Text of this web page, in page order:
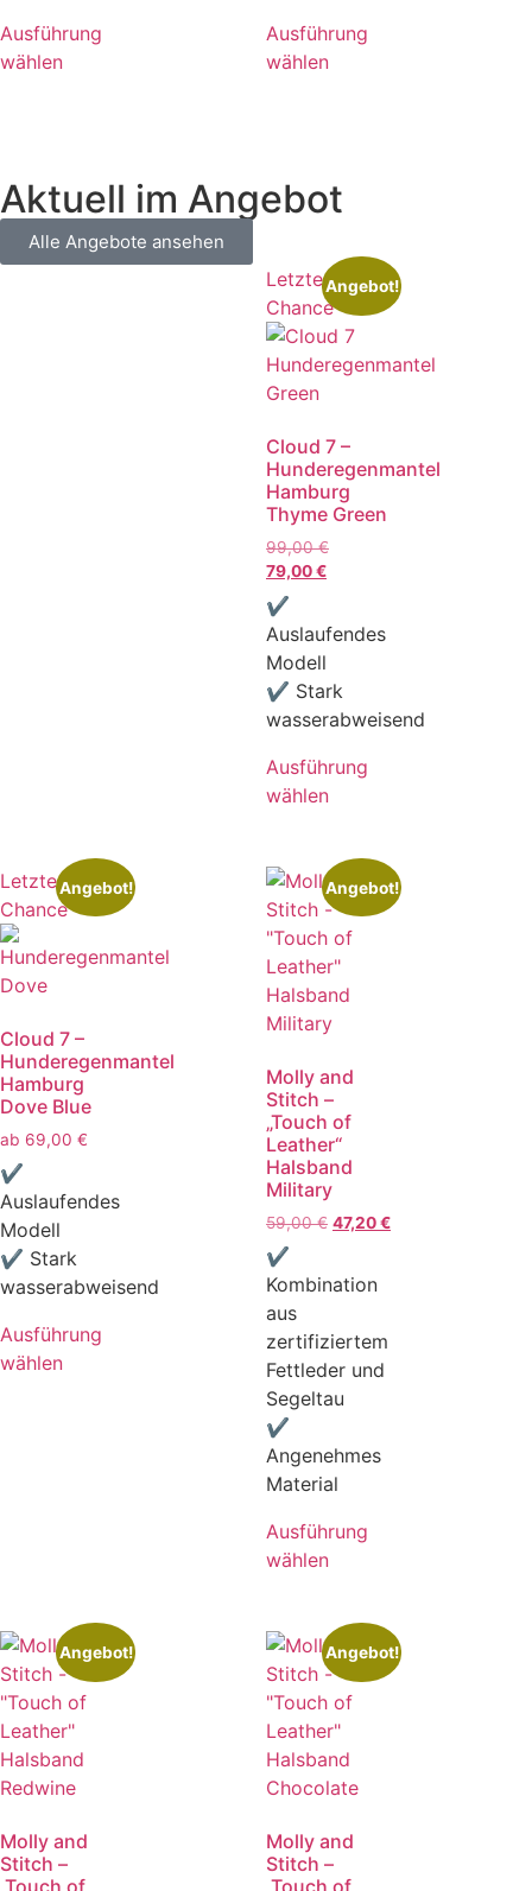
Ausführung
wählen
Ausführung
wählen
Aktuell im Angebot
Alle Angebote ansehen
Letzte
Chance
Angebot!
Cloud 7 –
Hunderegenmantel
Hamburg
Thyme Green
99,00€
79,00€
✔
Auslaufendes
Modell
✔ Stark
wasserabweisend
Ausführung
wählen
Letzte
Chance
Angebot!
Cloud 7 –
Hunderegenmantel
Hamburg
Dove Blue
ab 69,00 €
✔
Auslaufendes
Modell
✔ Stark
wasserabweisend
Ausführung
wählen
Angebot!
Molly and
Stitch –
„Touch of
Leather“
Halsband
Military
59,00€ 47,20€
✔
Kombination
aus
zertifiziertem
Fettleder und
Segeltau
✔
Angenehmes
Material
Ausführung
wählen
Angebot!
Molly and
Stitch –
Angebot!
Molly and
Stitch –